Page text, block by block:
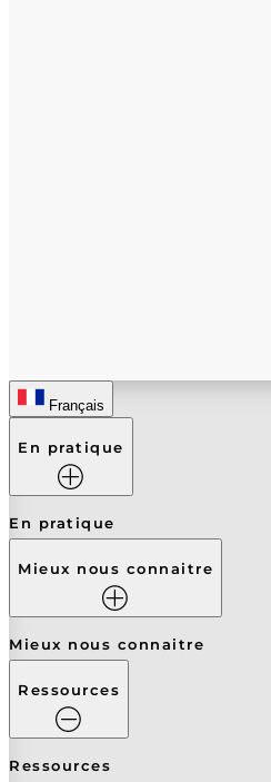
Français
En pratique
En pratique
Mieux nous connaitre
Mieux nous connaitre
Ressources
Ressources